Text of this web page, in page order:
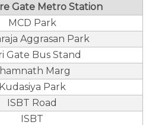
Gate Metro Station
MCD Park
Aggrasan Park
Gate Bus Stand
Marg
Kudasiya Park
ISBT Road
ISBT